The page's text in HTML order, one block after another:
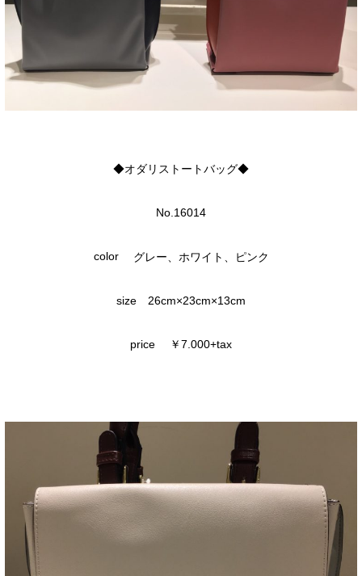
◆オダリストートバッグ◆
No.16014
color グレー、ホワイト、ピンク
size 26cm×23cm×13cm
price ￥7.000+tax